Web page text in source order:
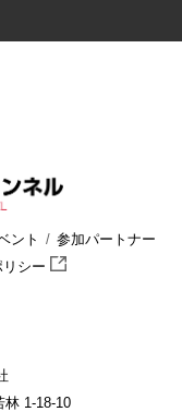
ント
参加パートナー
シー
1-18-10